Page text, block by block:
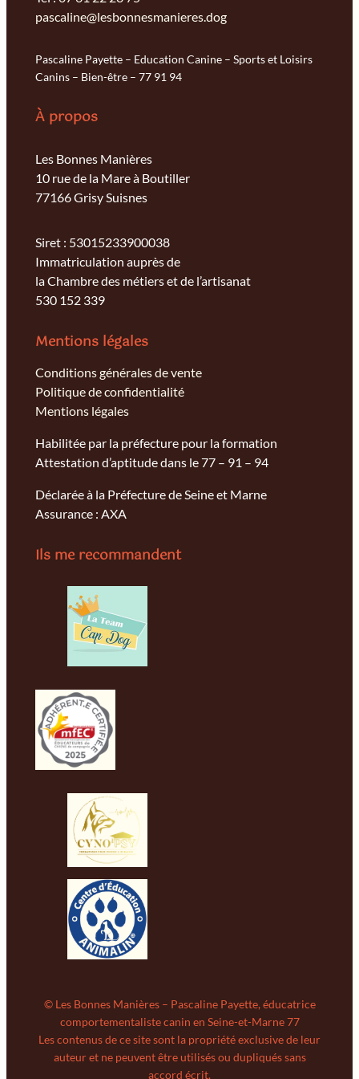
pascaline@lesbonnesmanieres.dog
Pascaline Payette – Education Canine – Sports et Loisirs
Canins – Bien-être – 77 91 94
À propos
Les Bonnes Manières
10 rue de la Mare à Boutiller
77166 Grisy Suisnes
Siret : 53015233900038
Immatriculation auprès de
la Chambre des métiers et de l’artisanat
530 152 339
Mentions légales
Conditions générales de vente
Politique de confidentialité
Mentions légales
Habilitée par la préfecture pour la formation
Attestation d’aptitude dans le 77 – 91 – 94
Déclarée à la Préfecture de Seine et Marne
Assurance : AXA
Ils me recommandent
© Les Bonnes Manières – Pascaline Payette, éducatrice
comportementaliste canin en Seine-et-Marne 77
Les contenus de ce site sont la propriété exclusive de leur
auteur et ne peuvent être utilisés ou dupliqués sans
accord écrit.